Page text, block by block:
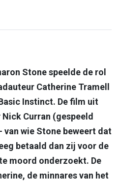
Mail
via link
Stone speelde de rol
Catherine Tramell
Instinct. De film uit
Curran (gespeeld
van wie Stone beweert dat
betaald dan zij voor de
moord onderzoekt. De
de minnares van het